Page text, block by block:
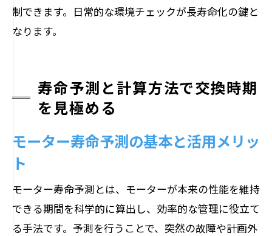
制できます。日常的な環境チェックが長寿命化の鍵と
なります。
寿命予測と計算方法で交換時期
を見極める
モーター寿命予測の基本と活用メリッ
ト
モーター寿命予測とは、モーターが本来の性能を維持
できる期間を科学的に算出し、効率的な管理に役立て
る手法です。予測を行うことで、突然の故障や計画外